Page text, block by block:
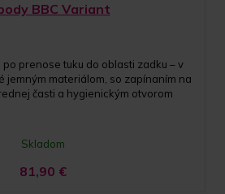
BBC Variant
prenose tuku do oblasti zadku – v
jemným materiálom, so zapínaním na
časti a hygienickým otvorom
Skladom
81,90 €